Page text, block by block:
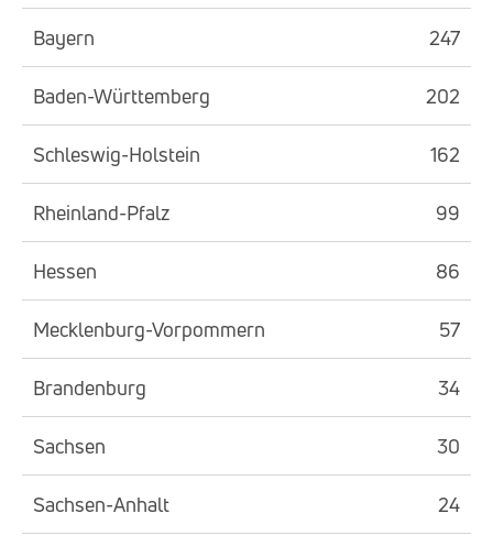
Bayern 247
Baden-Württemberg 202
Schleswig-Holstein 162
Rheinland-Pfalz 99
Hessen 86
Mecklenburg-Vorpommern 57
Brandenburg 34
Sachsen 30
Sachsen-Anhalt 24